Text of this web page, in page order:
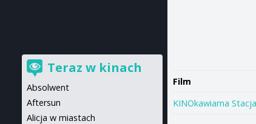
Film
KINOkawiarna
Teraz w kinach
Absolwent
Aftersun
Alicja w miastach